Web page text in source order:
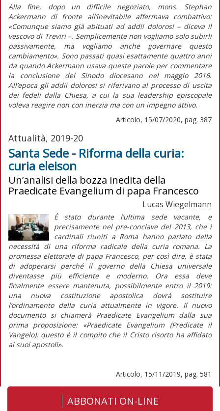
Alla fine, dopo un difficile negoziato, mons. Stephan
Ackermann di fronte all’inevitabile affermava combattivo:
«Comunque siamo già abituati ad addii dolorosi – diceva il
vescovo di Treviri –. Semplicemente non vogliamo solo subirli
passivamente, ma vogliamo anche governare questo
cambiamento». Sono passati quasi esattamente quattro anni
da quando Ackermann usava queste parole per commentare
la conclusione del Sinodo diocesano nel maggio 2016.
All’epoca gli addii dolorosi si riferivano al processo di uscita
dei fedeli dalla Chiesa, a cui la sua leadershipepiscopale
voleva reagire non con inerzia ma con un impegno attivo.
Articolo, 15/07/2020, pag. 387
Attualità, 2019-20
Santa Sede - Riforma della curia:
curia eleison
Un’analisi della bozza inedita della
Praedicate Evangelium di papa Francesco
Lucas Wiegelmann
È stato durante l’ultima sede vacante, e
precisamente nel pre-conclave del 2013, che i
cardinali riuniti a Roma hanno parlato della
necessità di una riforma radicale della curia romana. La
promessa elettorale di papa Francesco, per così dire, è stata
di adoperarsi perché il governo della Chiesa universale
diventasse più efficiente e moderno. Ora essa deve
finalmente essere mantenuta, possibilmente entro il 2019:
una nuova costituzione apostolica dovrà sostituire
l’ordinamento della curia attualmente in vigore. Il nuovo
documento si chiamerà Praedicate Evangeliumdalla sua
prima proposizione: «Praedicate Evangelium(Predicate il
Vangelo): questo è il compito che il Cristo risorto ha affidato
ai suoi apostoli».
Articolo, 15/11/2019, pag. 581
ABBONATI ON-LINE